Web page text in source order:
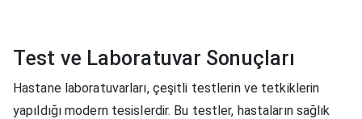
Test ve Laboratuvar Sonuçları
Hastane laboratuvarları, çeşitli testlerin ve tetkiklerin
yapıldığı modern tesislerdir. Bu testler, hastaların sağlık